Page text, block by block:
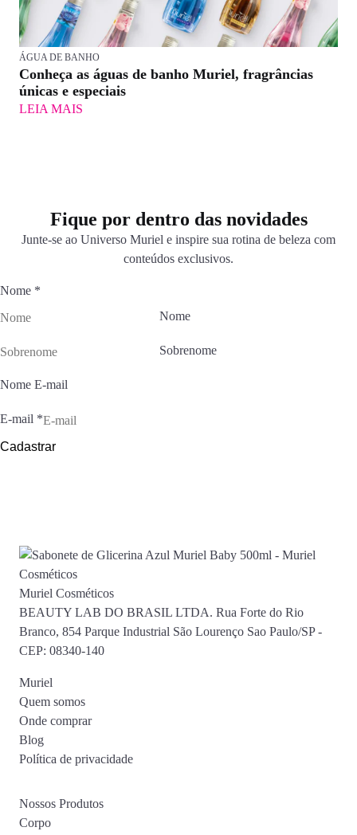
ÁGUA DE BANHO
Conheça as águas de banho Muriel, fragrâncias
únicas e especiais
LEIA MAIS
Fique por dentro das novidades
Junte-se ao Universo Muriel e inspire sua rotina de beleza com
conteúdos exclusivos.
Nome *
Nome
Sobrenome
Nome E-mail
E-mail *
Cadastrar
Muriel Cosméticos
BEAUTY LAB DO BRASIL LTDA. Rua Forte do Rio
Branco, 854 Parque Industrial São Lourenço Sao Paulo/SP -
CEP: 08340-140
Muriel
Quem somos
Onde comprar
Blog
Política de privacidade
Nossos Produtos
Corpo